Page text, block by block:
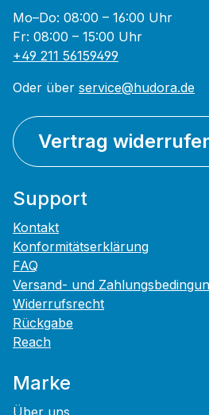
Mo–Do: 08:00 – 16:00 Uhr
Fr: 08:00 – 15:00 Uhr
+49 211 56159499
Oder über service@hudora.de
Vertrag
Support
Kontakt
Konformitätserklärung
FAQ
Versand- und
Widerrufsrecht
Rückgabe
Reach
Marke